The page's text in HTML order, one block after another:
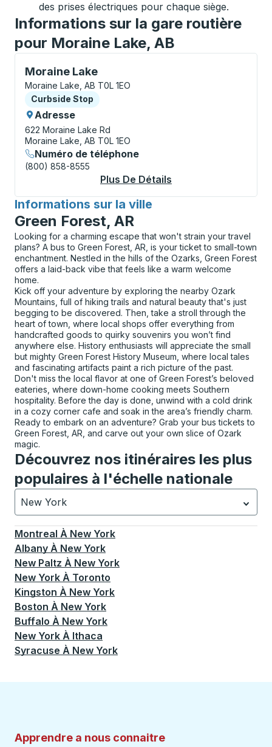
des prises électriques pour chaque siège.
Informations sur la gare routière
pour Moraine Lake, AB
Moraine Lake
Curbside Stop, utilisez les touches fléchées ou la
Moraine Lake, AB T0L 1EO
Curbside Stop
Curbside Stop
Adresse
622 Moraine Lake Rd
Moraine Lake, AB T0L 1EO
Numéro de téléphone
(800) 858-8555
Plus De Détails
Informations sur la ville
pour
Green Forest, AR
Looking for a charming escape that won't strain your travel
plans? A bus to Green Forest, AR, is your ticket to small-town
enchantment. Nestled in the hills of the Ozarks, Green Forest
offers a laid-back vibe that feels like a warm welcome
home.
Kick off your adventure by exploring the nearby Ozark
Mountains, full of hiking trails and natural beauty that's just
begging to be discovered. Then, take a stroll through the
heart of town, where local shops offer everything from
handcrafted goods to quirky souvenirs you won’t find
anywhere else. History enthusiasts will appreciate the small
but mighty Green Forest History Museum, where local tales
and fascinating artifacts paint a rich picture of the past.
Don't miss the local flavor at one of Green Forest’s beloved
eateries, where down-home cooking meets Southern
hospitality. Before the day is done, unwind with a cold drink
in a cozy corner cafe and soak in the area’s friendly charm.
Ready to embark on an adventure? Grab your bus tickets to
Green Forest, AR, and carve out your own slice of Ozark
magic.
Découvrez nos itinéraires les plus
populaires à l'échelle nationale
New York
Actuellement sélectionné: New York.La sélection est
Montreal À New York
Albany À New York
New Paltz À New York
New York À Toronto
Kingston À New York
Boston À New York
Buffalo À New York
New York À Ithaca
Syracuse À New York
Apprendre a nous connaitre